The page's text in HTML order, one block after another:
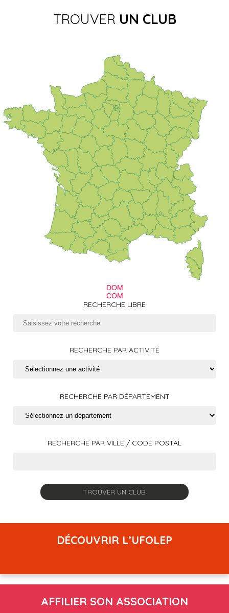
TROUVER UN CLUB
DOM
COM
RECHERCHE LIBRE
RECHERCHE PAR ACTIVITÉ
RECHERCHE PAR DÉPARTEMENT
RECHERCHE PAR VILLE / CODE POSTAL
DÉCOUVRIR L’UFOLEP
AFFILIER SON ASSOCIATION